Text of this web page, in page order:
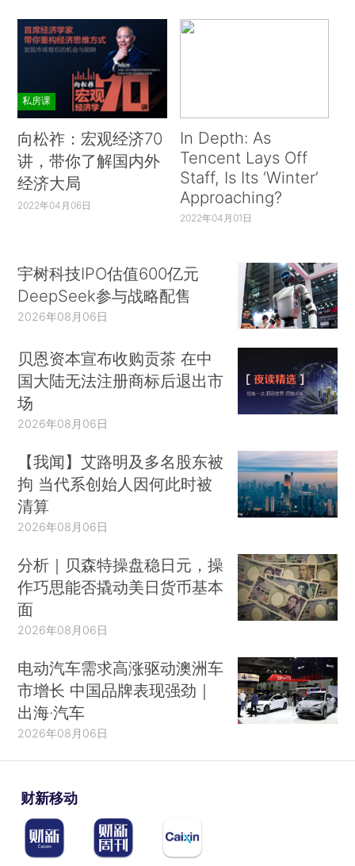
私房课
向松祚：宏观经济70
讲，带你了解国内外
经济大局
2022年04月06日
In Depth: As
Tencent Lays Off
Staff, Is Its ‘Winter’
Approaching?
2022年04月01日
宇树科技IPO估值600亿元
DeepSeek参与战略配售
2026年08月06日
贝恩资本宣布收购贡茶 在中
国大陆无法注册商标后退出市
场
2026年08月06日
【我闻】艾路明及多名股东被
拘 当代系创始人因何此时被
清算
2026年08月06日
分析｜贝森特操盘稳日元，操
作巧思能否撬动美日货币基本
面
2026年08月06日
电动汽车需求高涨驱动澳洲车
市增长 中国品牌表现强劲｜
出海·汽车
2026年08月06日
财新移动